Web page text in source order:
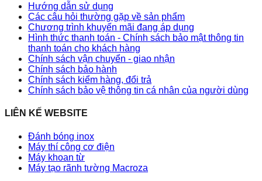
Hướng dẫn sử dụng
Các câu hỏi thường gặp về sản phẩm
Chương trình khuyến mãi đang áp dụng
Hình thức thanh toán - Chính sách bảo mật thông tin
thanh toán cho khách hàng
Chính sách vận chuyển - giao nhận
Chính sách bảo hành
Chính sách kiểm hàng, đổi trả
Chính sách bảo vệ thông tin cá nhân của người dùng
LIÊN KẾ WEBSITE
Đánh bóng inox
Máy thí công cơ điện
Máy khoan từ
Máy tạo rãnh tường Macroza